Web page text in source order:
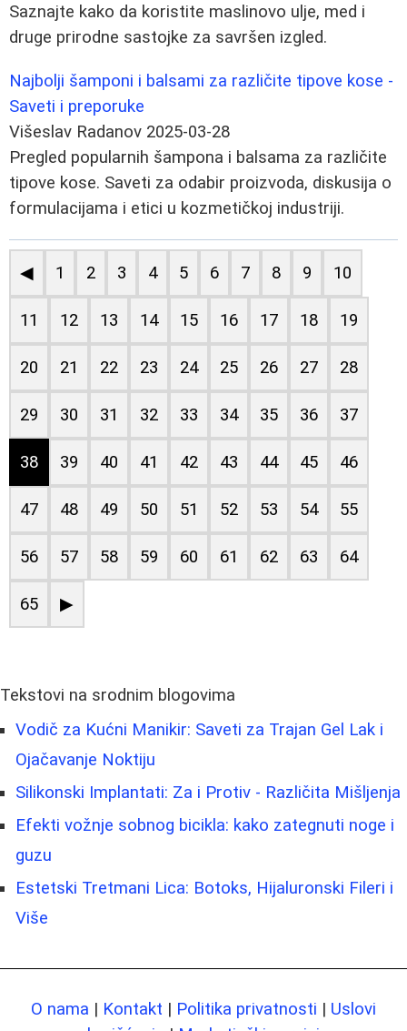
Saznajte kako da koristite maslinovo ulje, med i
druge prirodne sastojke za savršen izgled.
Najbolji šamponi i balsami za različite tipove kose -
Saveti i preporuke
Višeslav Radanov 2025-03-28
Pregled popularnih šampona i balsama za različite
tipove kose. Saveti za odabir proizvoda, diskusija o
formulacijama i etici u kozmetičkoj industriji.
◀ 1 2 3 4 5 6 7 8 9 10
11 12 13 14 15 16 17 18 19
20 21 22 23 24 25 26 27 28
29 30 31 32 33 34 35 36 37
38 39 40 41 42 43 44 45 46
47 48 49 50 51 52 53 54 55
56 57 58 59 60 61 62 63 64
65 ▶
Tekstovi na srodnim blogovima
Vodič za Kućni Manikir: Saveti za Trajan Gel Lak i
Ojačavanje Noktiju
Silikonski Implantati: Za i Protiv - Različita Mišljenja
Efekti vožnje sobnog bicikla: kako zategnuti noge i
guzu
Estetski Tretmani Lica: Botoks, Hijaluronski Fileri i
Više
O nama | Kontakt | Politika privatnosti | Uslovi